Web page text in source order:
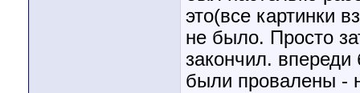
это(все картинки
не было. Просто
закончил.
были провалены -